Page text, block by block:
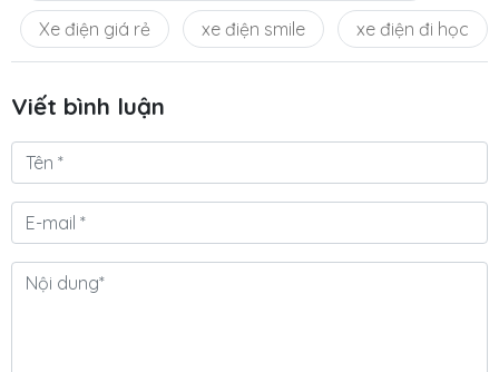
Xe điện giá rẻ xe điện smile xe điện đi học
Viết bình luận